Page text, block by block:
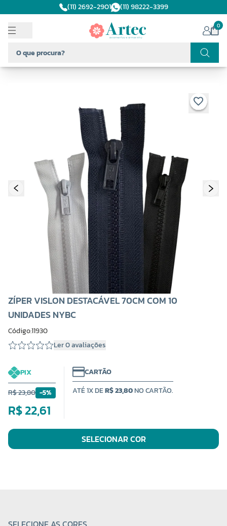
(11) 2692-2901 (11) 98222-3399
0
ZÍPER VISLON DESTACÁVEL 70CM COM 10
UNIDADES NYBC
Código:11930
Ler 0 avaliações
PIX
R$ 23,80 -5%
R$ 22,61
CARTÃO
ATÉ 1X DER$ 23,80NO CARTÃO.
SELECIONAR COR